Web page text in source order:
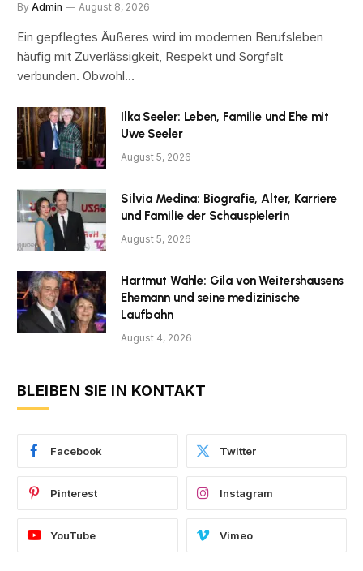
By Admin August 8, 2026
Ein gepflegtes Äußeres wird im modernen Berufsleben
häufig mit Zuverlässigkeit, Respekt und Sorgfalt
verbunden. Obwohl…
Ilka Seeler: Leben, Familie und Ehe mit
Uwe Seeler
August 5, 2026
Silvia Medina: Biografie, Alter, Karriere
und Familie der Schauspielerin
August 5, 2026
Hartmut Wahle: Gila von Weitershausens
Ehemann und seine medizinische
Laufbahn
August 4, 2026
BLEIBEN SIE IN KONTAKT
Facebook Twitter
Pinterest Instagram
YouTube Vimeo